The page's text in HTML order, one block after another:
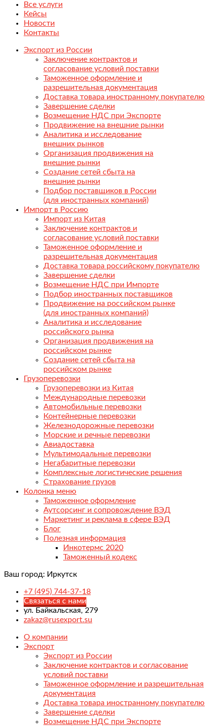
Все услуги
Кейсы
Новости
Контакты
Экспорт из России
Заключение контрактов и
согласование условий поставки
Таможенное оформление и
разрешительная документация
Доставка товара иностранному покупателю
Завершение сделки
Возмещение НДС при Экспорте
Продвижение на внешние рынки
Аналитика и исследование
внешних рынков
Организация продвижения на
внешние рынки
Создание сетей сбыта на
внешние рынки
Подбор поставщиков в России
(для иностранных компаний)
Импорт в Россию
Импорт из Китая
Заключение контрактов и
согласование условий поставки
Таможенное оформление и
разрешительная документация
Доставка товара российскому покупателю
Завершение сделки
Возмещение НДС при Импорте
Подбор иностранных поставщиков
Продвижение на российском рынке
(для иностранных компаний)
Аналитика и исследование
российского рынка
Организация продвижения на
российском рынке
Создание сетей сбыта на
российском рынке
Грузоперевозки
Грузоперевозки из Китая
Международные перевозки
Автомобильные перевозки
Контейнерные перевозки
Железнодорожные перевозки
Морские и речные перевозки
Авиадоставка
Мультимодальные перевозки
Негабаритные перевозки
Комплексные логистические решения
Страхование грузов
Колонка меню
Таможенное оформление
Аутсорсинг и сопровождение ВЭД
Маркетинг и реклама в сфере ВЭД
Блог
Полезная информация
Инкотермс 2020
Таможенный кодекс
Ваш город: Иркутск
+7 (495) 744-37-18
Связаться с нами
ул. Байкальская, 279
zakaz@rusexport.su
О компании
Экспорт
Экспорт из России
Заключение контрактов и согласование
условий поставки
Таможенное оформление и разрешительная
документация
Доставка товара иностранному покупателю
Завершение сделки
Возмещение НДС при Экспорте